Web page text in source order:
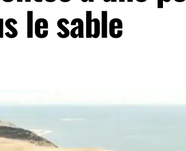
le sable